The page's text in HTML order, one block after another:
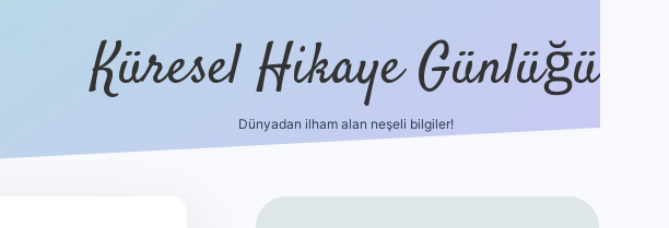
Küresel Hikaye Günlüğü
Dünyadan ilham alan neşeli bilgiler!
betexper güvenilir